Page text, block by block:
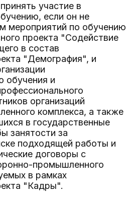
участие в
если он не
мероприятий по обучению
проекта "Содействие
в состав
"Демография", и
обучения и
организаций
комплекса, а также
в государственные
занятости за
подходящей работы и
договоры с
промышленного
в рамках
"Кадры".